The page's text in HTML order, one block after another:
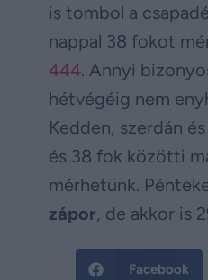
is tombol a
nappal 38 fokot
444. Annyi
hétvégéig nem
Kedden, szerdán
és 38 fok közötti
mérhetünk.
zápor, de akkor is
Facebook